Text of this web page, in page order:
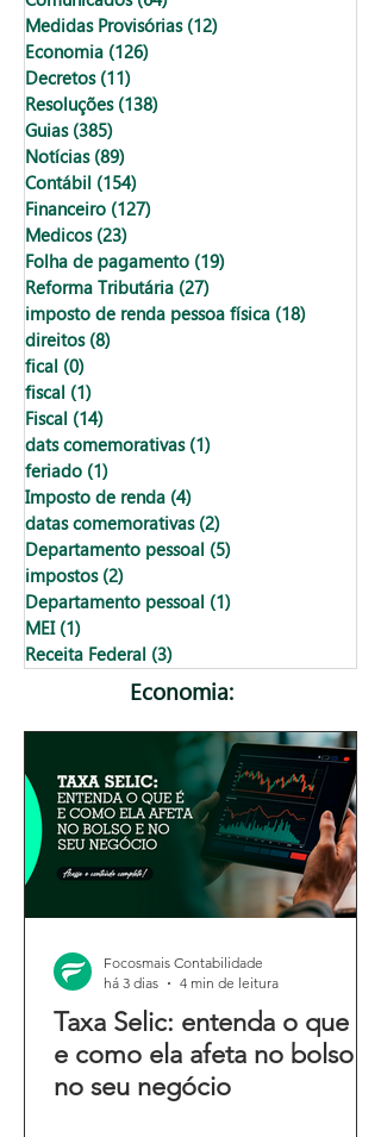
Medidas Provisórias (12)
Economia (126)
Decretos (11)
Resoluções (138)
Guias (385)
Notícias (89)
Contábil (154)
Financeiro (127)
Medicos (23)
Folha de pagamento (19)
Reforma Tributária (27)
imposto de renda pessoa física (18)
direitos (8)
fical (0)
fiscal (1)
Fiscal (14)
dats comemorativas (1)
feriado (1)
Imposto de renda (4)
datas comemorativas (2)
Departamento pessoal (5)
impostos (2)
Departamento pessoal (1)
MEI (1)
Receita Federal (3)
Economia:
Taxa Selic: entenda o que é
e como ela afeta no bolso e
no seu negócio
Focosmais Contabilidade
há 3 dias
4 min de leitura